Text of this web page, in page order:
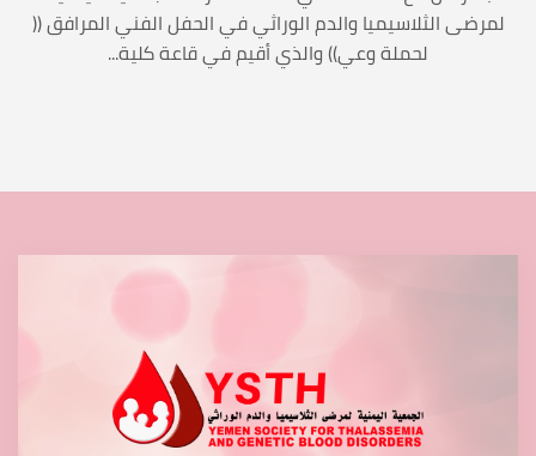
لمرضى الثلاسيميا والدم الوراثي في الحفل الفني المرافق ((
لحملة وعي)) والذي أقيم في قاعة كلية...